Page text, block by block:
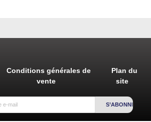
Conditions générales de
vente
Plan du
site